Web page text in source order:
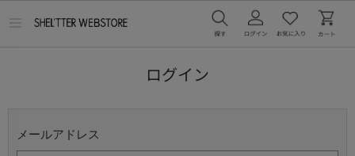
ログイン
メールアドレス